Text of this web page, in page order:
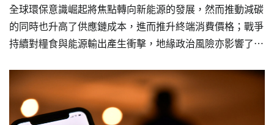
全球環保意識崛起將焦點轉向新能源的發展，然而推動減碳
的同時也升高了供應鏈成本，進而推升終端消費價格；戰爭
持續對糧食與能源輸出產生衝擊，地緣政治風險亦影響了國
台灣亦難除外。對於年輕學子及社會新鮮人而言，在扣除學
貸、房租及高物價的日常支出後，若欲提升生活質量及增進
專業能力，實在難有餘裕。因此,為減輕青年的經濟壓力，